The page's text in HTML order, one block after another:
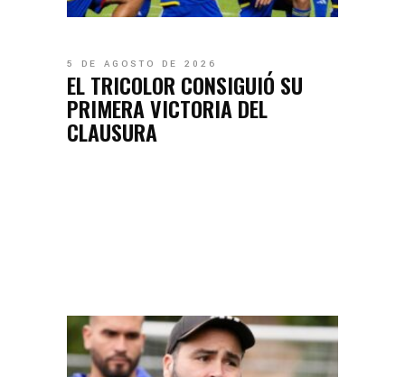
5 DE AGOSTO DE 2026
EL TRICOLOR CONSIGUIÓ SU
PRIMERA VICTORIA DEL
CLAUSURA